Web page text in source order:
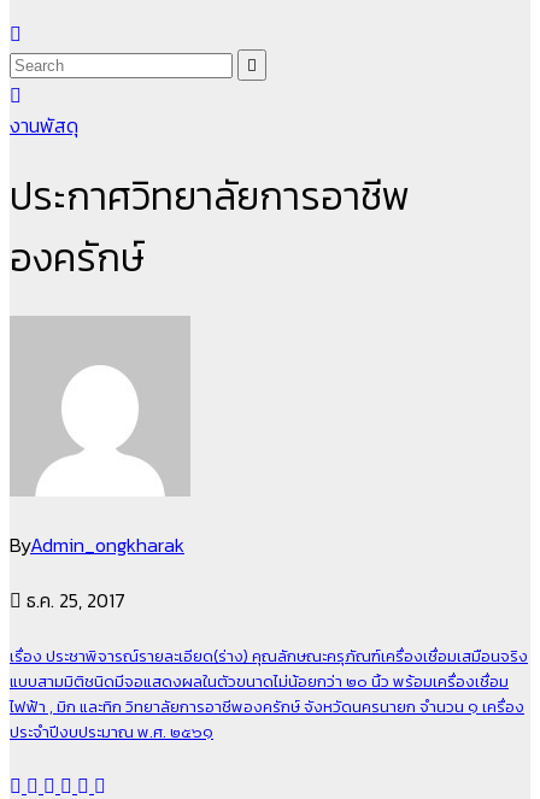
งานพัสดุ
ประกาศวิทยาลัยการอาชีพ
องครักษ์
ByAdmin_ongkharak
ธ.ค. 25, 2017
เรื่อง ประชาพิจารณ์รายละเอียด(ร่าง) คุณลักษณะครุภัณฑ์เครื่องเชื่อมเสมือนจริง
แบบสามมิติชนิดมีจอแสดงผลในตัวขนาดไม่น้อยกว่า ๒๐ นิ้ว พร้อมเครื่องเชื่อม
ไฟฟ้า , มิก และทิก วิทยาลัยการอาชีพองครักษ์ จังหวัดนครนายก จำนวน ๑ เครื่อง
ประจำปีงบประมาณ พ.ศ. ๒๕๖๑